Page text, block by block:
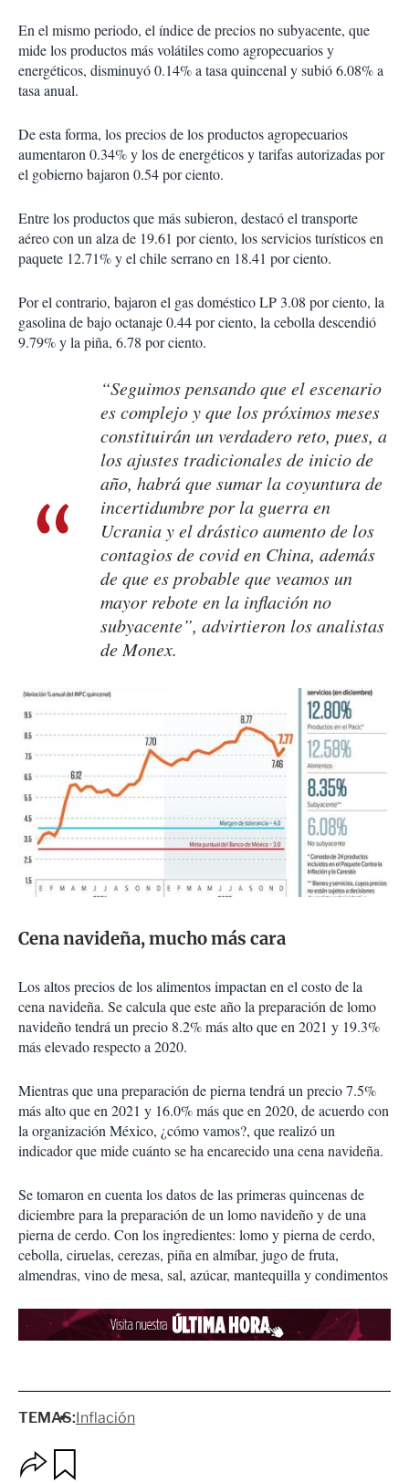
En el mismo periodo, el índice de precios no subyacente, que
mide los productos más volátiles como agropecuarios y
energéticos, disminuyó 0.14% a tasa quincenal y subió 6.08% a
tasa anual.
De esta forma, los precios de los productos agropecuarios
aumentaron 0.34% y los de energéticos y tarifas autorizadas por
el gobierno bajaron 0.54 por ciento.
Entre los productos que más subieron, destacó el transporte
aéreo con un alza de 19.61 por ciento, los servicios turísticos en
paquete 12.71% y el chile serrano en 18.41 por ciento.
Por el contrario, bajaron el gas doméstico LP 3.08 por ciento, la
gasolina de bajo octanaje 0.44 por ciento, la cebolla descendió
9.79% y la piña, 6.78 por ciento.
“Seguimos pensando que el escenario
es complejo y que los próximos meses
constituirán un verdadero reto, pues, a
los ajustes tradicionales de inicio de
año, habrá que sumar la coyuntura de
incertidumbre por la guerra en
Ucrania y el drástico aumento de los
contagios de covid en China, además
de que es probable que veamos un
mayor rebote en la inflación no
subyacente”, advirtieron los analistas
de Monex.
Cena navideña, mucho más cara
Los altos precios de los alimentos impactan en el costo de la
cena navideña. Se calcula que este año la preparación de lomo
navideño tendrá un precio 8.2% más alto que en 2021 y 19.3%
más elevado respecto a 2020.
Mientras que una preparación de pierna tendrá un precio 7.5%
más alto que en 2021 y 16.0% más que en 2020, de acuerdo con
la organización México, ¿cómo vamos?, que realizó un
indicador que mide cuánto se ha encarecido una cena navideña.
Se tomaron en cuenta los datos de las primeras quincenas de
diciembre para la preparación de un lomo navideño y de una
pierna de cerdo. Con los ingredientes: lomo y pierna de cerdo,
cebolla, ciruelas, cerezas, piña en almíbar, jugo de fruta,
almendras, vino de mesa, sal, azúcar, mantequilla y condimentos
TEMAS:Inflación